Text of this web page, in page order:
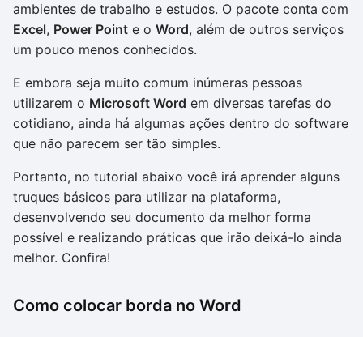
ambientes de trabalho e estudos. O pacote conta com
Excel, Power Point e o Word, além de outros serviços
um pouco menos conhecidos.
E embora seja muito comum inúmeras pessoas
utilizarem o Microsoft Word em diversas tarefas do
cotidiano, ainda há algumas ações dentro do software
que não parecem ser tão simples.
Portanto, no tutorial abaixo você irá aprender alguns
truques básicos para utilizar na plataforma,
desenvolvendo seu documento da melhor forma
possível e realizando práticas que irão deixá-lo ainda
melhor. Confira!
Como colocar borda no Word